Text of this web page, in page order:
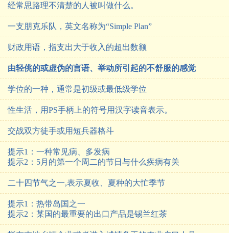
经常思路理不清楚的人被叫做什么。
一支朋克乐队，英文名称为“Simple Plan”
财政用语，指支出大于收入的超出数额
由轻佻的或虚伪的言语、举动所引起的不舒服的感觉
学位的一种，通常是初级或最低级学位
性生活，用PS手柄上的符号用汉字读音表示。
交战双方徒手或用短兵器格斗
提示1：一种常见病、多发病
提示2：5月的第一个周二的节日与什么疾病有关
二十四节气之一,表示夏收、夏种的大忙季节
提示1：热带岛国之一
提示2：某国的最重要的出口产品是锡兰红茶